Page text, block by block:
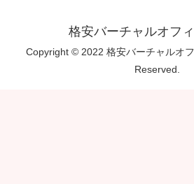
格安バーチャルオフ
Copyright © 2022 格安バーチャルオ
Reserved.